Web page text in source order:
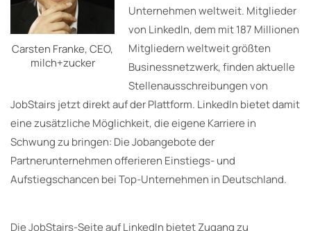
Carsten Franke, CEO,
milch+zucker
Unternehmen weltweit. Mitglieder
von LinkedIn, dem mit 187 Millionen
Mitgliedern weltweit größten
Businessnetzwerk, finden aktuelle
Stellenausschreibungen von
JobStairs jetzt direkt auf der Plattform. LinkedIn bietet damit
eine zusätzliche Möglichkeit, die eigene Karriere in
Schwung zu bringen: Die Jobangebote der
Partnerunternehmen offerieren Einstiegs- und
Aufstiegschancen bei Top-Unternehmen in Deutschland.
Die JobStairs-Seite auf LinkedIn bietet Zugang zu